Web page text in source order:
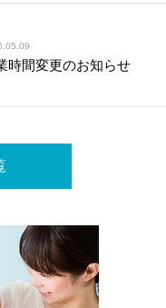
時間変更のお知らせ